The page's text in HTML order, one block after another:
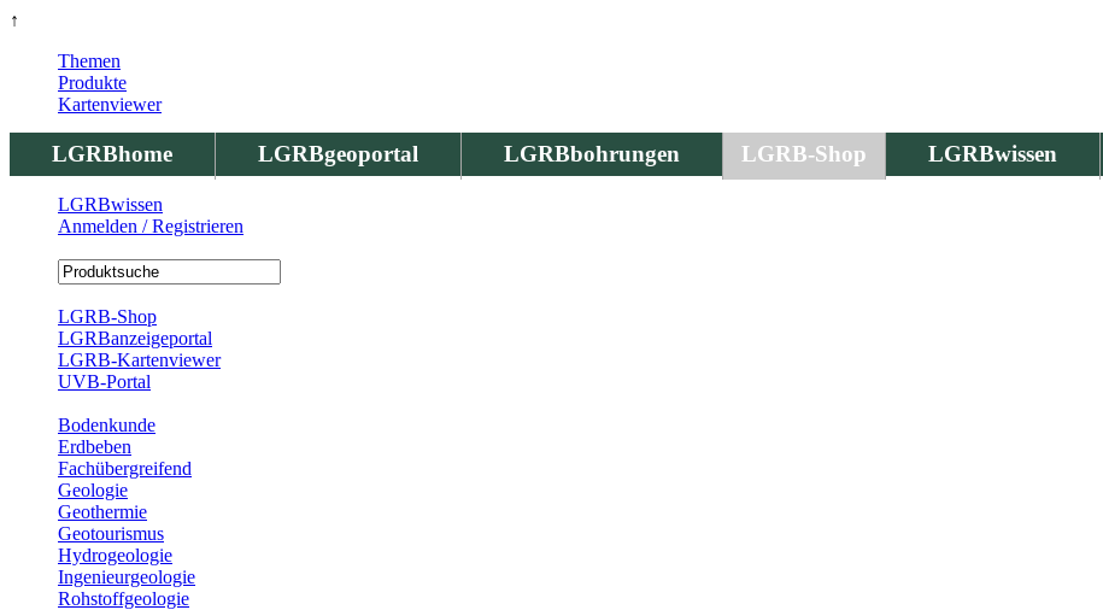
↑
LGRBhome LGRBgeoportal LGRBbohrungen LGRB-Shop LGRBwissen
Themen
Produkte
Kartenviewer
LGRBwissen
Anmelden / Registrieren
LGRB-Shop
LGRBanzeigeportal
LGRB-Kartenviewer
UVB-Portal
Bodenkunde
Erdbeben
Fachübergreifend
Geologie
Geothermie
Geotourismus
Hydrogeologie
Ingenieurgeologie
Rohstoffgeologie